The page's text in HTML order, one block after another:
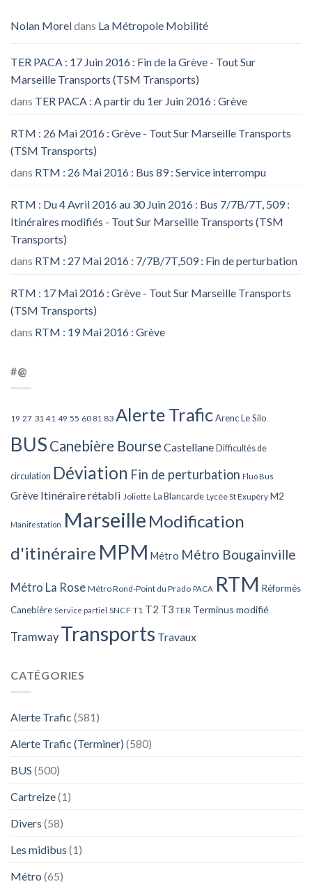
Nolan Moreldans La Métropole Mobilité
TER PACA : 17 Juin 2016 : Fin de la Grève - Tout Sur
Marseille Transports (TSM Transports)
dans TER PACA : A partir du 1er Juin 2016 : Grève
RTM : 26 Mai 2016 : Grève - Tout Sur Marseille Transports
(TSM Transports)
dans RTM : 26 Mai 2016 : Bus 89 : Service interrompu
RTM : Du 4 Avril 2016 au 30 Juin 2016 : Bus 7/7B/7T, 509 :
Itinéraires modifiés - Tout Sur Marseille Transports (TSM
Transports)
dans RTM : 27 Mai 2016 : 7/7B/7T,509 : Fin de perturbation
RTM : 17 Mai 2016 : Grève - Tout Sur Marseille Transports
(TSM Transports)
dans RTM : 19 Mai 2016 : Grève
#@
19 27 31 41 49 55 60 81 83 Alerte TraficArenc Le Silo
BUS Canebière Bourse Castellane Difficultés de
circulation Déviation Fin de perturbation Fluo Bus
Grève Itinéraire rétabli Joliette La Blancarde Lycée St Exupéry M2
Manifestation Marseille Modification
d'itinéraire MPM Métro Métro Bougainville
Métro La Rose Métro Rond-Point du Prado PACA RTM Réformés
Canebière Service partiel SNCF T1 T2 T3 TER Terminus modifié
Tramway Transports Travaux
CATÉGORIES
Alerte Trafic (581)
Alerte Trafic (Terminer) (580)
BUS (500)
Cartreize(1)
Divers (58)
Les midibus (1)
Métro (65)